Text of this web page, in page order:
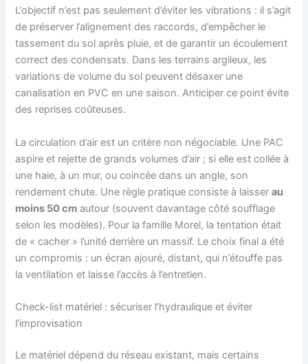
L’objectif n’est pas seulement d’éviter les vibrations : il s’agit
de préserver l’alignement des raccords, d’empêcher le
tassement du sol après pluie, et de garantir un écoulement
correct des condensats. Dans les terrains argileux, les
variations de volume du sol peuvent désaxer une
canalisation en PVC en une saison. Anticiper ce point évite
des reprises coûteuses.
La circulation d’air est un critère non négociable. Une PAC
aspire et rejette de grands volumes d’air ; si elle est collée à
une haie, à un mur, ou coincée dans un angle, son
rendement chute. Une règle pratique consiste à laisserau
moins 50 cm autour (souvent davantage côté soufflage
selon les modèles). Pour la famille Morel, la tentation était
de « cacher » l’unité derrière un massif. Le choix final a été
un compromis : un écran ajouré, distant, qui n’étouffe pas
la ventilation et laisse l’accès à l’entretien.
Check-list matériel : sécuriser l’hydraulique et éviter
l’improvisation
Le matériel dépend du réseau existant, mais certains